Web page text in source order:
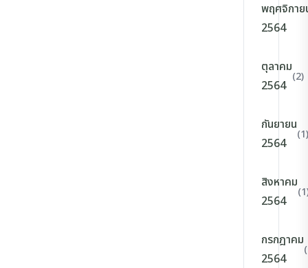
พฤศจิกาย
2564
ตุลาคม
2564
(2)
กันยายน
2564
(1)
สิงหาคม
2564
กรกฎาคม
2564